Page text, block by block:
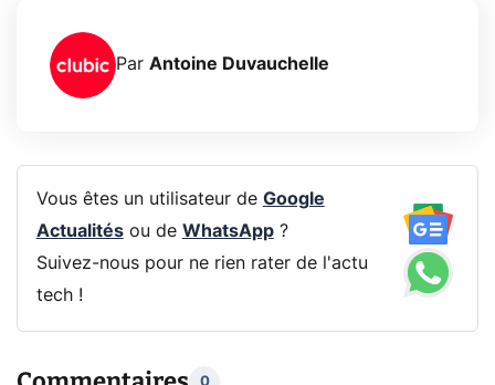
Par Antoine Duvauchelle
Vous êtes un utilisateur de Google
Actualitésou de WhatsApp?
Suivez-nous pour ne rien rater de l'actu
tech !
0